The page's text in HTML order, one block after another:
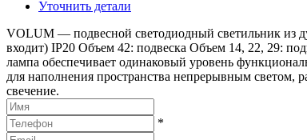
Уточнить детали
VOLUM — подвесной светодиодный светильник из
входит) IP20 Объем 42: подвеска Объем 14, 22, 29:
лампа обеспечивает одинаковый уровень
для наполнения пространства непрерывным светом,
свечение.
*